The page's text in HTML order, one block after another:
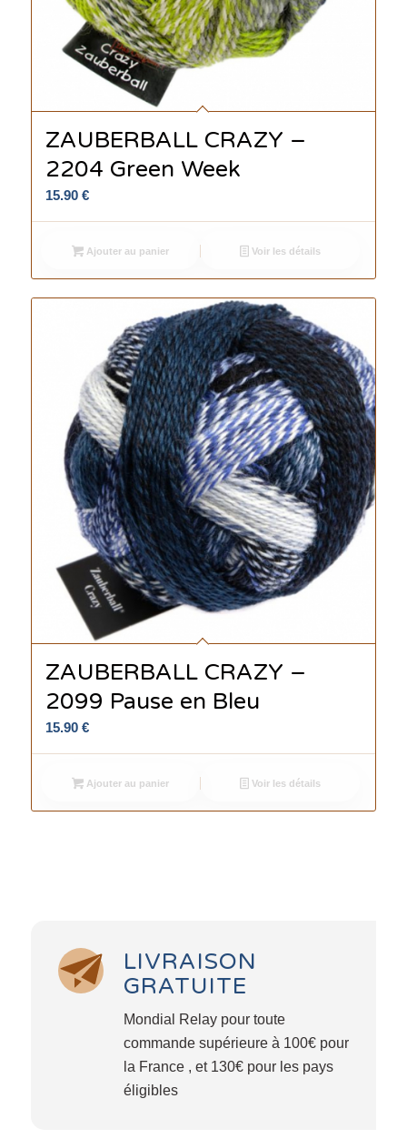
ZAUBERBALL CRAZY –
2204 Green Week
15.90 €
Ajouter au panier Voir les détails
ZAUBERBALL CRAZY –
2099 Pause en Bleu
15.90 €
Ajouter au panier Voir les détails
LIVRAISON
GRATUITE
Mondial Relay pour toute
commande supérieure à 100€ pour
la France , et 130€ pour les pays
éligibles